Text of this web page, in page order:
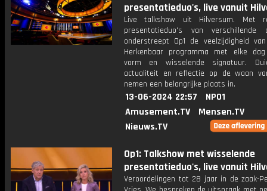
presentatieduo's, live vanuit
Live talkshow uit Hilversum. Met
presentatieduo's van verschillende
onderstreept Op1 de veelzijdigheid
Herkenbaar programma met elke
vorm en wisselende signatuur.
actualiteit en reflectie op de waan
nemen een belangrijke plaats in.
13-06-2024 22:57
NPO1
Amusement.TV
Mensen.TV
Nieuws.TV
Op1: Talkshow met wisselende
presentatieduo's, live vanuit
Veroordelingen tot 28 jaar in de zaak-